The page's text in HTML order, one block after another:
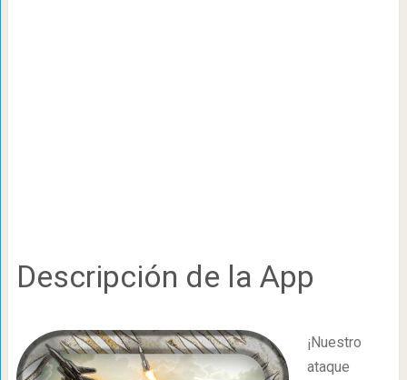
Descripción de la App
¡Nuestro
ataque